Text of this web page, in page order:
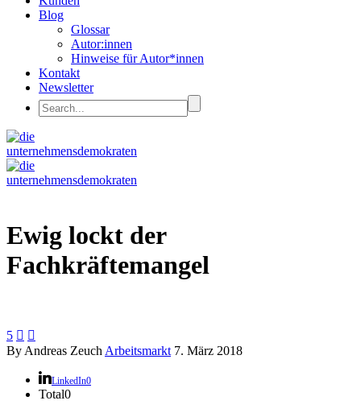
Blog
Glossar
Autor:innen
Hinweise für Autor*innen
Kontakt
Newsletter
Ewig lockt der
Fachkräftemangel
5  
By Andreas Zeuch Arbeitsmarkt 7. März 2018
LinkedIn0
Total0